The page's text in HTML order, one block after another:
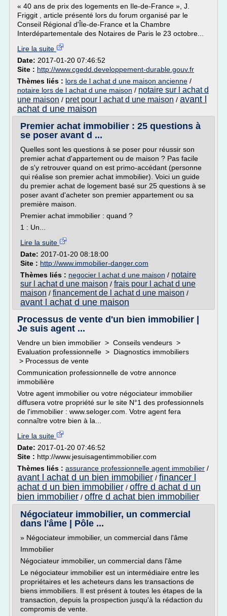
« 40 ans de prix des logements en Ile-de-France », J.
Friggit , article présenté lors du forum organisé par le
Conseil Régional d'Île-de-France et la Chambre
Interdépartementale des Notaires de Paris le 23 octobre...
Lire la suite
Date: 2017-01-20 07:46:52
Site : http://www.cgedd.developpement-durable.gouv.fr
Thèmes liés : lors de l achat d une maison ancienne /
notaire lors de l achat d une maison / notaire sur l achat d
une maison / pret pour l achat d une maison / avant l
achat d une maison
Premier achat immobilier : 25 questions à
se poser avant d ...
Quelles sont les questions à se poser pour réussir son
premier achat d'appartement ou de maison ? Pas facile
de s'y retrouver quand on est primo-accédant (personne
qui réalise son premier achat immobilier). Voici un guide
du premier achat de logement basé sur 25 questions à se
poser avant d'acheter son premier appartement ou sa
première maison.
Premier achat immobilier : quand ?
1 : Un...
Lire la suite
Date: 2017-01-20 08:18:00
Site : http://www.immobilier-danger.com
Thèmes liés : negocier l achat d une maison / notaire
sur l achat d une maison / frais pour l achat d une
maison / financement de l achat d une maison /
avant l achat d une maison
Processus de vente d'un bien immobilier |
Je suis agent ...
Vendre un bien immobilier > Conseils vendeurs >
Evaluation professionnelle > Diagnostics immobiliers
> Processus de vente
Communication professionnelle de votre annonce
immobilière
Votre agent immobilier ou votre négociateur immobilier
diffusera votre propriété sur le site N°1 des professionnels
de l'immobilier : www.seloger.com. Votre agent fera
connaître votre bien à la...
Lire la suite
Date: 2017-01-20 07:46:52
Site : http://www.jesuisagentimmobilier.com
Thèmes liés : assurance professionnelle agent immobilier /
avant l achat d un bien immobilier / financer l
achat d un bien immobilier / offre d achat d un
bien immobilier / offre d achat bien immobilier
Négociateur immobilier, un commercial
dans l'âme | Pôle ...
» Négociateur immobilier, un commercial dans l'âme
Immobilier
Négociateur immobilier, un commercial dans l'âme
Le négociateur immobilier est un intermédiaire entre les
propriétaires et les acheteurs dans les transactions de
biens immobiliers. Il est présent à toutes les étapes de la
transaction, depuis la prospection jusqu'à la rédaction du
compromis de vente.